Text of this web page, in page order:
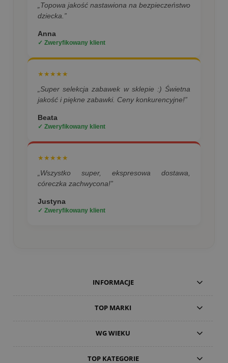
„Topowa jakość nastawiona na bezpieczeństwo
dziecka.”
Anna
✓ Zweryfikowany klient
★★★★★
„Super selekcja zabawek w sklepie :) Świetna
jakość i piękne zabawki. Ceny konkurencyjne!”
Beata
✓ Zweryfikowany klient
★★★★★
„Wszystko super, ekspresowa dostawa,
córeczka zachwycona!”
Justyna
✓ Zweryfikowany klient
INFORMACJE
TOP MARKI
WG WIEKU
TOP KATEGORIE